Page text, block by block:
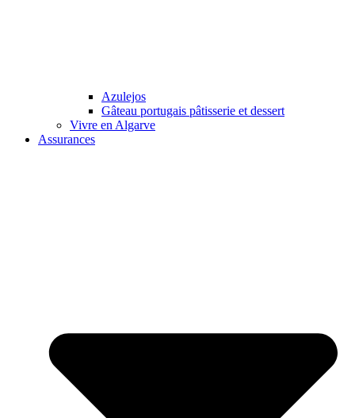
Azulejos
Gâteau portugais pâtisserie et dessert
Vivre en Algarve
Assurances